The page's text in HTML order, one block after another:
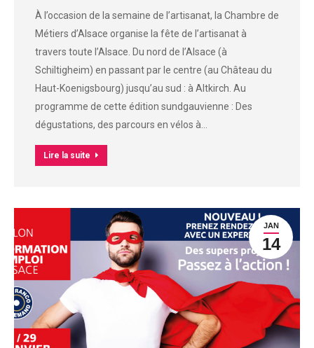
À l’occasion de la semaine de l’artisanat, la Chambre de
Métiers d’Alsace organise la fête de l’artisanat à
travers toute l’Alsace. Du nord de l’Alsace (à
Schiltigheim) en passant par le centre (au Château du
Haut-Koenigsbourg) jusqu’au sud : à Altkirch. Au
programme de cette édition sundgauvienne : Des
dégustations, des parcours en vélos à…
Lire la suite
JAN
14